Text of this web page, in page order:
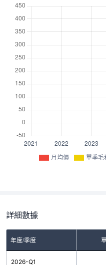
月均價 單季毛
詳細數據
年度/季度
2026-Q1